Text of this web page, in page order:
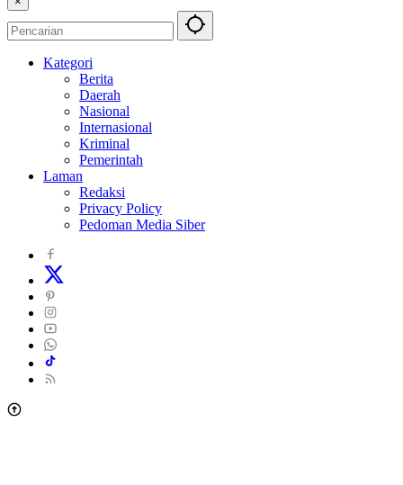
Kategori
Berita
Daerah
Nasional
Internasional
Kriminal
Pemerintah
Laman
Redaksi
Privacy Policy
Pedoman Media Siber